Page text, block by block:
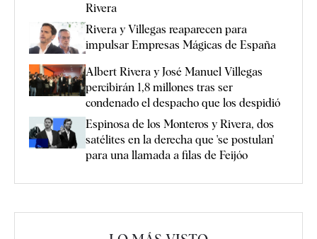
Rivera
Rivera y Villegas reaparecen para
impulsar Empresas Mágicas de España
Albert Rivera y José Manuel Villegas
percibirán 1,8 millones tras ser
condenado el despacho que los despidió
Espinosa de los Monteros y Rivera, dos
satélites en la derecha que 'se postulan'
para una llamada a filas de Feijóo